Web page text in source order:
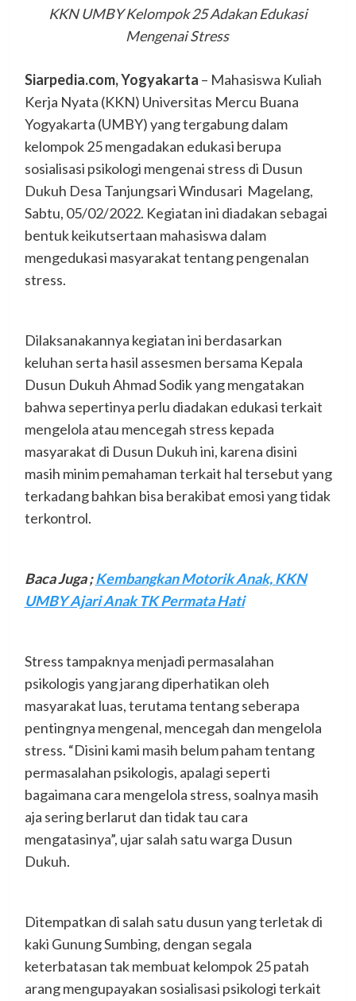
KKN UMBY Kelompok 25 Adakan Edukasi
Mengenai Stress
Siarpedia.com, Yogyakarta – Mahasiswa Kuliah
Kerja Nyata (KKN) Universitas Mercu Buana
Yogyakarta (UMBY) yang tergabung dalam
kelompok 25 mengadakan edukasi berupa
sosialisasi psikologi mengenai stress di Dusun
Dukuh Desa Tanjungsari Windusari Magelang,
Sabtu, 05/02/2022. Kegiatan ini diadakan sebagai
bentuk keikutsertaan mahasiswa dalam
mengedukasi masyarakat tentang pengenalan
stress.
Dilaksanakannya kegiatan ini berdasarkan
keluhan serta hasil assesmen bersama Kepala
Dusun Dukuh Ahmad Sodik yang mengatakan
bahwa sepertinya perlu diadakan edukasi terkait
mengelola atau mencegah stress kepada
masyarakat di Dusun Dukuh ini, karena disini
masih minim pemahaman terkait hal tersebut yang
terkadang bahkan bisa berakibat emosi yang tidak
terkontrol.
Baca Juga ;Kembangkan Motorik Anak, KKN
UMBY Ajari Anak TK Permata Hati
Stress tampaknya menjadi permasalahan
psikologis yang jarang diperhatikan oleh
masyarakat luas, terutama tentang seberapa
pentingnya mengenal, mencegah dan mengelola
stress. “Disini kami masih belum paham tentang
permasalahan psikologis, apalagi seperti
bagaimana cara mengelola stress, soalnya masih
aja sering berlarut dan tidak tau cara
mengatasinya”, ujar salah satu warga Dusun
Dukuh.
Ditempatkan di salah satu dusun yang terletak di
kaki Gunung Sumbing, dengan segala
keterbatasan tak membuat kelompok 25 patah
arang mengupayakan sosialisasi psikologi terkait